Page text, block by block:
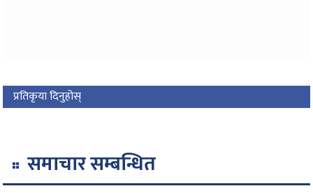
प्रतिकृया दिनुहोस्
समाचार सम्बन्धित